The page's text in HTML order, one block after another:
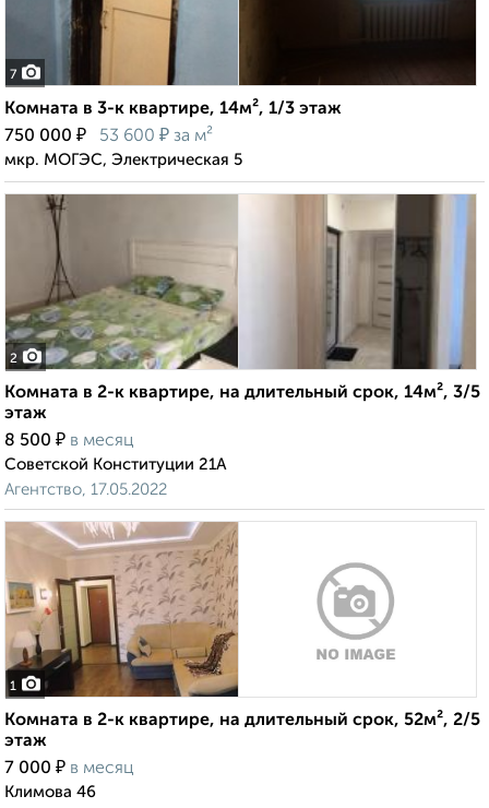
7
Комната в 3-к квартире, 14м², 1/3 этаж
750 000 ₽ 53 600 ₽ за м²
мкр. МОГЭС, Электрическая 5
2
Комната в 2-к квартире, на длительный срок, 14м², 3/5
этаж
8 500 ₽ в месяц
Советской Конституции 21А
Агентство, 17.05.2022
1
Комната в 2-к квартире, на длительный срок, 52м², 2/5
этаж
7 000 ₽ в месяц
Климова 46